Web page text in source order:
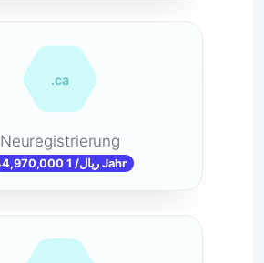
.ca
Neuregistrierung
44,970,000 ریال/ 1 Jahr